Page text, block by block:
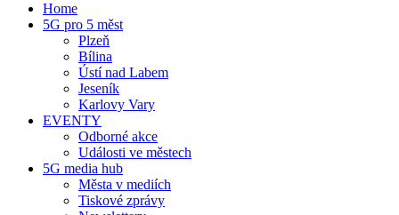
Home
5G pro 5 měst
Plzeň
Bílina
Ústí nad Labem
Jeseník
Karlovy Vary
EVENTY
Odborné akce
Události ve městech
5G media hub
Města v mediích
Tiskové zprávy